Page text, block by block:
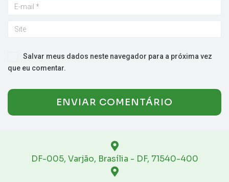
Salvar meus dados neste navegador para a próxima vez
que eu comentar.
DF-005, Varjão, Brasília - DF, 71540-400